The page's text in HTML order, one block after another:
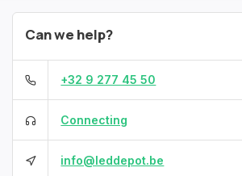
Can we help?
+32 9 277 45 50
Connecting
info@leddepot.be